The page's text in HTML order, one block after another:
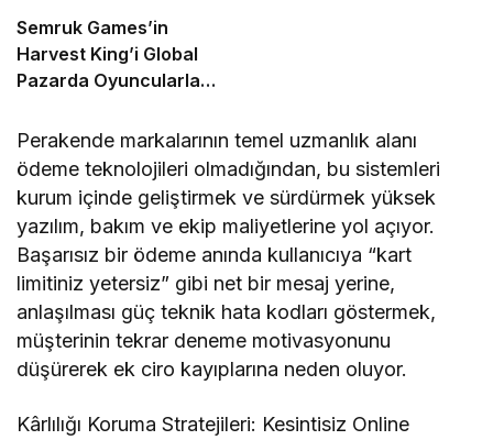
Semruk Games’in
Harvest King’i Global
Pazarda Oyuncularla
Perakende markalarının temel uzmanlık alanı
ödeme teknolojileri olmadığından, bu sistemleri
kurum içinde geliştirmek ve sürdürmek yüksek
yazılım, bakım ve ekip maliyetlerine yol açıyor.
Başarısız bir ödeme anında kullanıcıya “kart
limitiniz yetersiz” gibi net bir mesaj yerine,
anlaşılması güç teknik hata kodları göstermek,
müşterinin tekrar deneme motivasyonunu
düşürerek ek ciro kayıplarına neden oluyor.
Kârlılığı Koruma Stratejileri: Kesintisiz Online